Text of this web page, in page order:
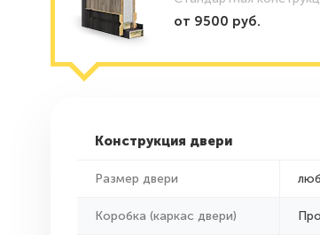
от 9500 руб.
Конструкция двери
Размер двери
Коробка (каркас двери)